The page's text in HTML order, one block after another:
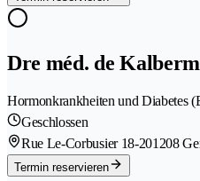
Dre méd. de
Hormonkrankheiten und Diabetes
Geschlossen
Rue Le-Corbusier 18-201208
Termin reservieren